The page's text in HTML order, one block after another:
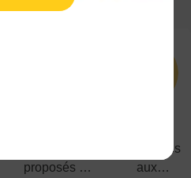
proposés du
de réussites
aux